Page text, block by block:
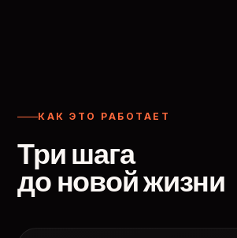
КАК ЭТО РАБОТАЕТ
Три шага
до новой жизни